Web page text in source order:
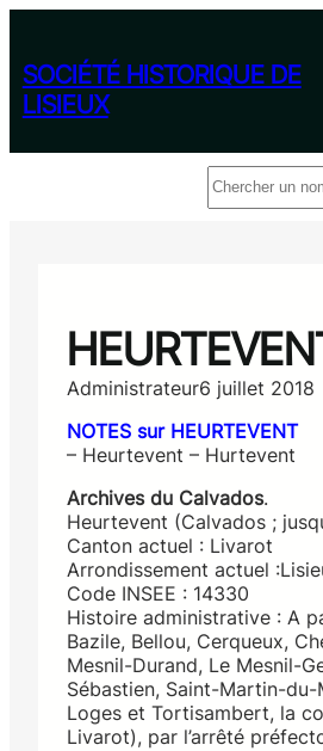
contenu
SOCIÉTÉ HISTORIQUE DE
LISIEUX
Administrateur6 juillet 2018
NOTES sur HEURTEVENT
– Heurtevent – Hurtevent
Archives du Calvados.
Heurtevent (Calvados ;
Canton actuel : Livarot
Arrondissement actuel
Code INSEE : 14330
Histoire administrative : A
Bazile, Bellou, Cerqueux,
Mesnil-Durand, Le Mesnil-
Sébastien, Saint-Martin-
Loges et Tortisambert, la
Livarot), par l’arrêté